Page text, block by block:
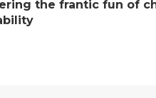
the frantic fun of